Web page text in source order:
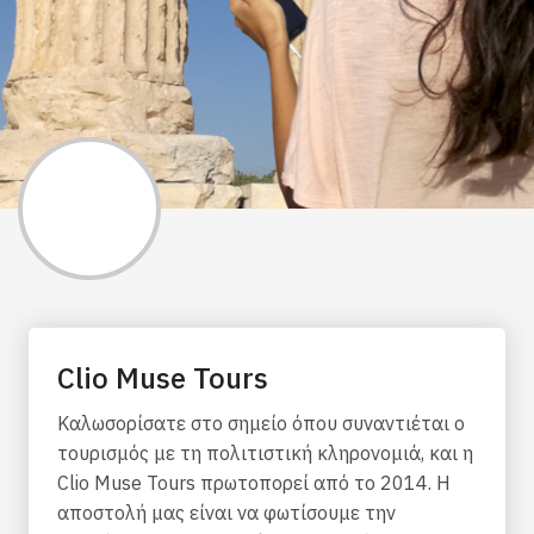
Clio Muse Tours
Καλωσορίσατε στο σημείο όπου συναντιέται ο
τουρισμός με τη πολιτιστική κληρονομιά, και η
Clio Muse Tours πρωτοπορεί από το 2014. Η
αποστολή μας είναι να φωτίσουμε την